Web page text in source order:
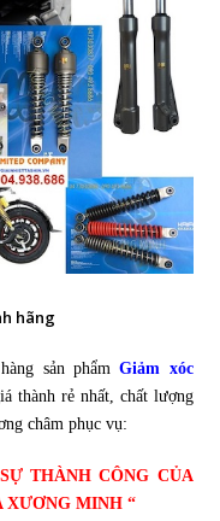
hãng
sản phẩm Giảm xóc
thành rẻ nhất, chất lượng
châm phục vụ:
THÀNH CÔNG CỦA
XƯƠNG MINH “